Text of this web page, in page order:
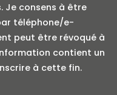
Je consens à être
téléphone/e-
peut être révoqué à
contient un
à cette fin.